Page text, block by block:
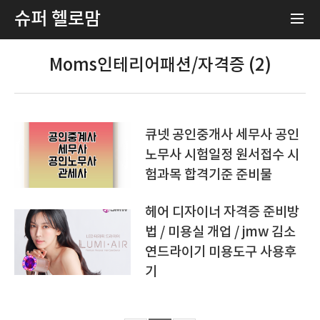
슈퍼 헬로맘
Moms인테리어패션/자격증 (2)
큐넷 공인중개사 세무사 공인
노무사 시험일정 원서접수 시
험과목 합격기준 준비물
헤어 디자이너 자격증 준비방
법 / 미용실 개업 / jmw 김소
연드라이기 미용도구 사용후
기